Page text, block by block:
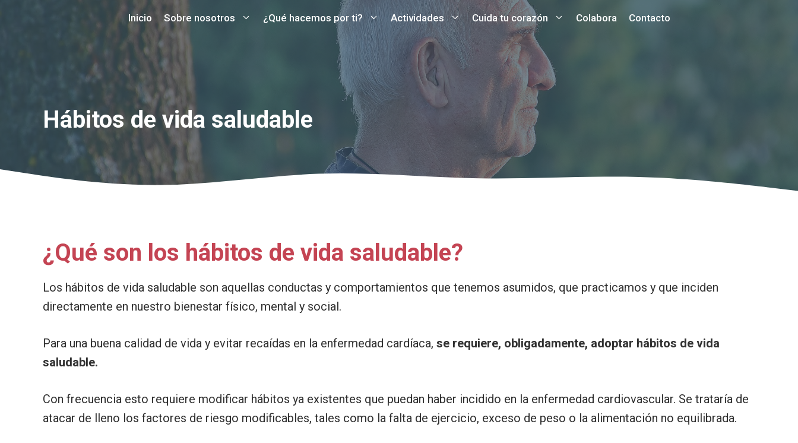
Inicio Sobre nosotros ¿Qué hacemos por ti? Actividades Cuida tu corazón Colabora Contacto
Hábitos de vida saludable
¿Qué son los hábitos de vida saludable?
Los hábitos de vida saludable son aquellas conductas y comportamientos que tenemos asumidos, que practicamos y que inciden
directamente en nuestro bienestar físico, mental y social.
Para una buena calidad de vida y evitar recaídas en la enfermedad cardíaca, se requiere, obligadamente, adoptar hábitos de vida
saludable.
Con frecuencia esto requiere modificar hábitos ya existentes que puedan haber incidido en la enfermedad cardiovascular. Se trataría de
atacar de lleno los factores de riesgo modificables, tales como la falta de ejercicio, exceso de peso o la alimentación no equilibrada.